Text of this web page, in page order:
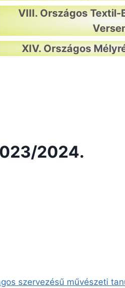
VIII. Országos Textil-
XIV. Országos
2024.
szervezésű művészeti